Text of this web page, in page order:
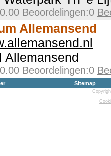
Beoordelingen:0
Allemansend
Allemansend
Beoordelingen:0
Sitemap